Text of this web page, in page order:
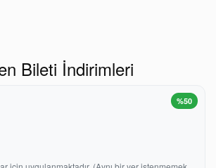
Bileti İndirimleri
%50